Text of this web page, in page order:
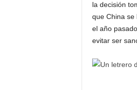
la decisión
que China se
el año
evitar ser